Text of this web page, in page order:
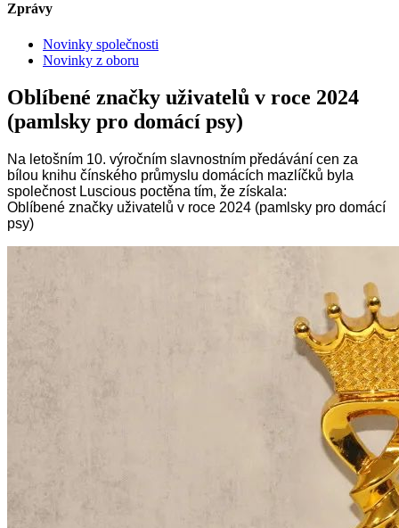
Zprávy
Novinky společnosti
Novinky z oboru
Oblíbené značky uživatelů v roce 2024
(pamlsky pro domácí psy)
Na letošním 10. výročním slavnostním předávání cen za
bílou knihu čínského průmyslu domácích mazlíčků byla
společnost Luscious poctěna tím, že získala:
Oblíbené značky uživatelů v roce 2024 (pamlsky pro domácí
psy)